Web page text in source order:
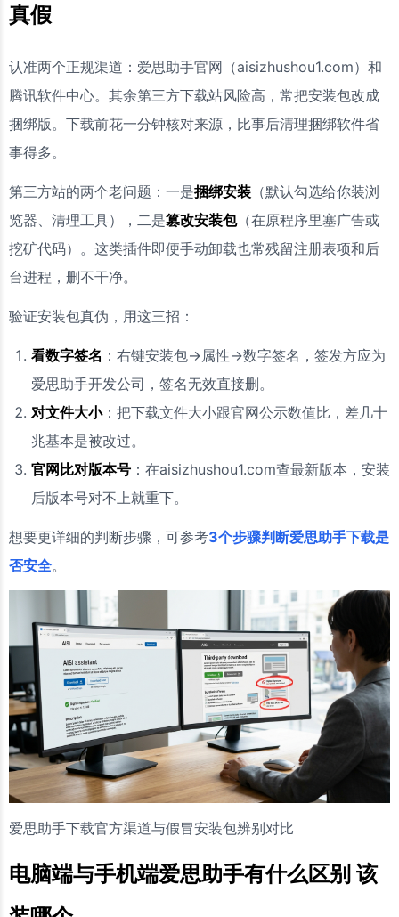
真假
认准两个正规渠道：爱思助手官网（aisizhushou1.com）和
腾讯软件中心。其余第三方下载站风险高，常把安装包改成
捆绑版。下载前花一分钟核对来源，比事后清理捆绑软件省
事得多。
第三方站的两个老问题：一是捆绑安装 （默认勾选给你装浏
览器、清理工具），二是篡改安装包（在原程序里塞广告或
挖矿代码）。这类插件即便手动卸载也常残留注册表项和后
台进程，删不干净。
验证安装包真伪，用这三招：
看数字签名 ：右键安装包→属性→数字签名，签发方应为
爱思助手开发公司，签名无效直接删。
对文件大小：把下载文件大小跟官网公示数值比，差几十
兆基本是被改过。
官网比对版本号 ：在aisizhushou1.com查最新版本，安装
后版本号对不上就重下。
想要更详细的判断步骤，可参考3个步骤判断爱思助手下载是
否安全。
爱思助手下载官方渠道与假冒安装包辨别对比
电脑端与手机端爱思助手有什么区别 该